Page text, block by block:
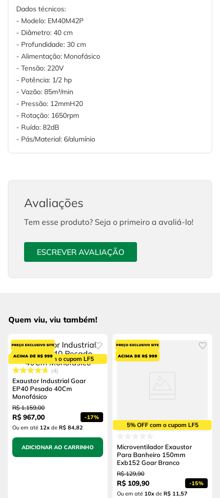
Dados técnicos:
- Modelo: EM40M42P
- Diâmetro: 40 cm
- Profundidade: 30 cm
- Alimentação: Monofásico
- Tensão: 220V
- Potência: 1/2 hp
- Vazão: 85m³/min
- Pressão: 12mmH20
- Rotação: 1650rpm
- Ruído: 82dB
- Pás/Material: 6/alumínio
Avaliações
Tem esse produto? Seja o primeiro a avaliá-lo!
ESCREVER AVALIAÇÃO
Quem viu, viu também!
5% OFF com o cupom LF5
4
Exaustor Industrial Goar
EP40 Pesado 40Cm
Monofásico
R$ 1.159,00
R$ 967,00 -17%
Ou em até 12x de R$ 84,82
ADICIONAR AO CARRINHO
5% OFF com o cupom LF5
Microventilador Exaustor
Para Banheiro 150mm
Exb152 Goar Branco
R$ 129,90
R$ 109,90 -15%
Ou em até 10x de R$ 11,57